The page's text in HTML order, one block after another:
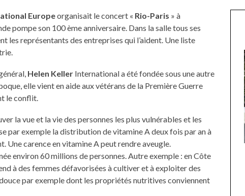
Europeorganisait le concert « Rio-Paris » à
pompe son 100 ème anniversaire. Dans la salle tous ses
les représentants des entreprises qui l’aident. Une liste
Helen Keller International a été fondée sous une autre
elle vient en aide aux vétérans de la Première Guerre
le conflit.
la vue et la vie des personnes les plus vulnérables et les
par exemple la distribution de vitamine A deux fois par an à
Une carence en vitamine A peut rendre aveugle.
environ 60 millions de personnes. Autre exemple : en Côte
à des femmes défavorisées à cultiver et à exploiter des
par exemple dont les propriétés nutritives conviennent
UNE MOUETTE SUR LA TÊTE
DE LA VIERGE À BIARRITZ.